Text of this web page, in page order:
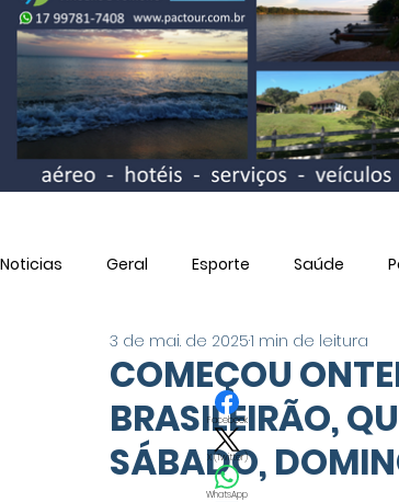
Noticias Geral Esporte Saúde
Utilidade Pública
COMEÇOU
BRASILEIRÃO,
SÁBADO,
3 de mai. de 20251 min de leitura
Facebook
X (Twitter)
WhatsApp